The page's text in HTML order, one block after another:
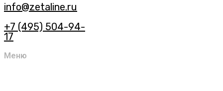
info@zetaline.ru
+7 (495) 504-94-
17
Меню